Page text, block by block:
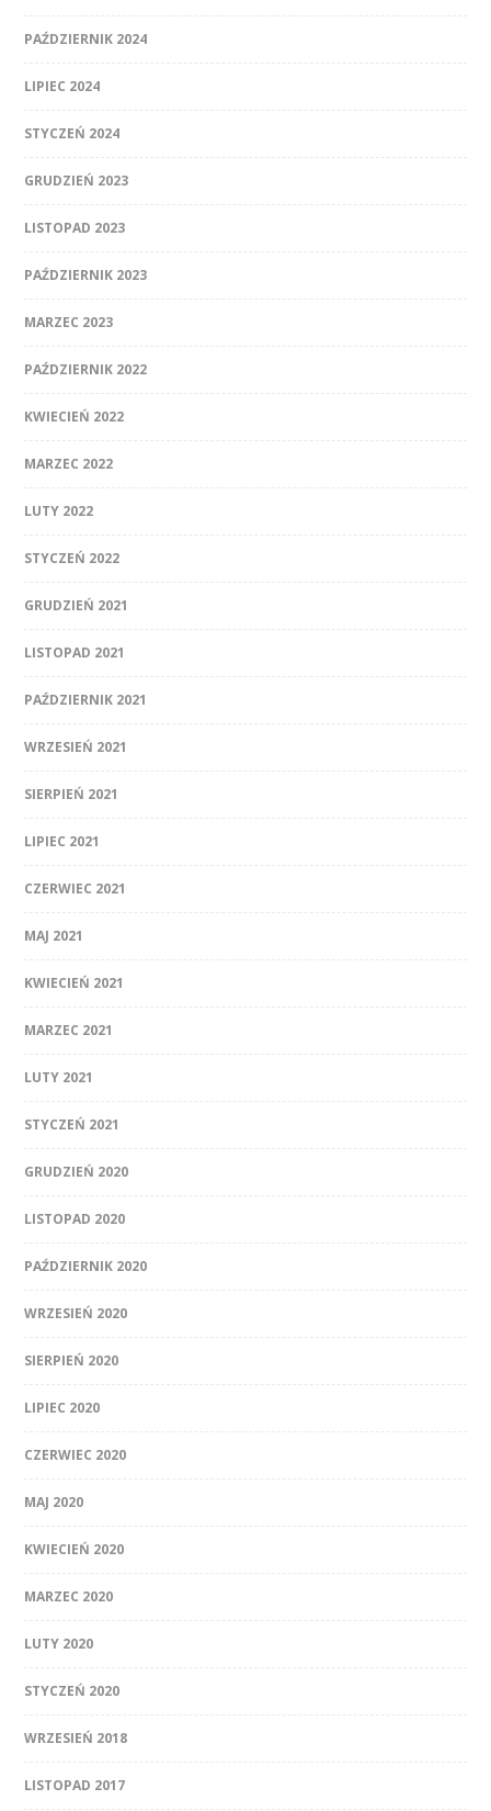
PAŹDZIERNIK 2024
LIPIEC 2024
STYCZEŃ 2024
GRUDZIEŃ 2023
LISTOPAD 2023
PAŹDZIERNIK 2023
MARZEC 2023
PAŹDZIERNIK 2022
KWIECIEŃ 2022
MARZEC 2022
LUTY 2022
STYCZEŃ 2022
GRUDZIEŃ 2021
LISTOPAD 2021
PAŹDZIERNIK 2021
WRZESIEŃ 2021
SIERPIEŃ 2021
LIPIEC 2021
CZERWIEC 2021
MAJ 2021
KWIECIEŃ 2021
MARZEC 2021
LUTY 2021
STYCZEŃ 2021
GRUDZIEŃ 2020
LISTOPAD 2020
PAŹDZIERNIK 2020
WRZESIEŃ 2020
SIERPIEŃ 2020
LIPIEC 2020
CZERWIEC 2020
MAJ 2020
KWIECIEŃ 2020
MARZEC 2020
LUTY 2020
STYCZEŃ 2020
WRZESIEŃ 2018
LISTOPAD 2017